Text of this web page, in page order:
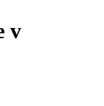
v